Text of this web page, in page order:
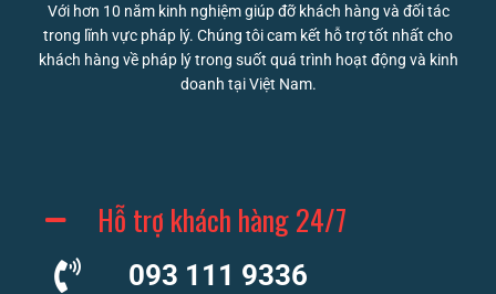
Với hơn 10 năm kinh nghiệm giúp đỡ khách hàng và đối tác
trong lĩnh vực pháp lý. Chúng tôi cam kết hỗ trợ tốt nhất cho
khách hàng về pháp lý trong suốt quá trình hoạt động và kinh
doanh tại Việt Nam.
Hỗ trợ khách hàng 24/7
093 111 9336